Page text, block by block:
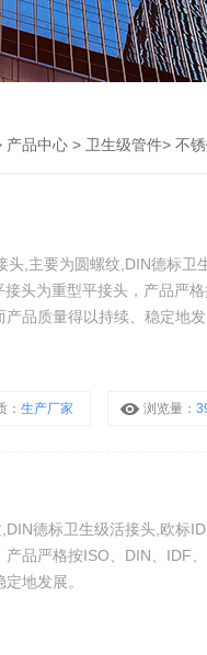
产品中心 > 卫生级管件> 不
,主要为圆螺纹,DIN德标卫
头为重型平接头，产品严格
品质量得以持续、稳定地发
： 生产厂家 浏览量：
德标卫生级活接头,欧标
品严格按ISO、DIN、IDF
地发展。